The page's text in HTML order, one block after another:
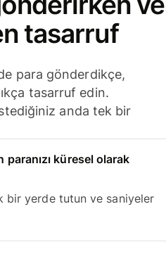
tasarruf
para gönderdikçe,
tasarruf edin.
anda tek bir
küresel olarak
bir yerde tutun ve saniyeler